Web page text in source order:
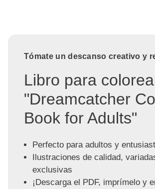
Tómate un descanso creativo y
Libro para
"Dreamcatcher
Book for Adults"
Perfecto para adultos y
Ilustraciones de calidad,
exclusivas
¡Descarga el PDF, imprímelo y